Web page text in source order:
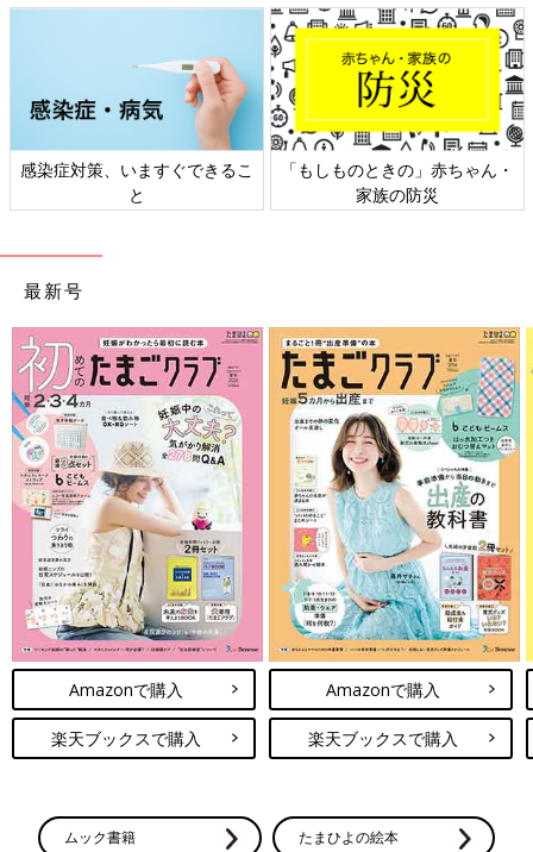
感染症対策、いますぐできるこ
と
「もしものときの」赤ちゃん・
家族の防災
最新号
Amazonで購入
楽天ブックスで購入
Amazonで購入
楽天ブックスで購入
ムック書籍 たまひよの絵本